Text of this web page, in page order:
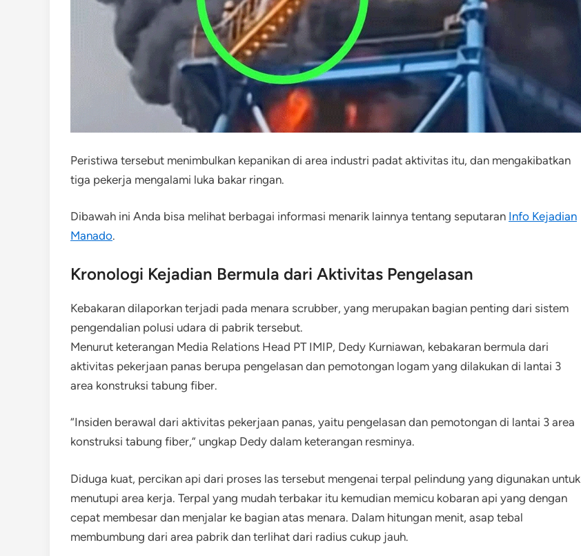
Peristiwa tersebut menimbulkan kepanikan di area industri padat aktivitas itu, dan mengakibatkan
tiga pekerja mengalami luka bakar ringan.
Dibawah ini Anda bisa melihat berbagai informasi menarik lainnya tentang seputaran Info Kejadian
Manado.
Kronologi Kejadian Bermula dari Aktivitas Pengelasan
Kebakaran dilaporkan terjadi pada menara scrubber, yang merupakan bagian penting dari sistem
pengendalian polusi udara di pabrik tersebut.
Menurut keterangan Media Relations Head PT IMIP, Dedy Kurniawan, kebakaran bermula dari
aktivitas pekerjaan panas berupa pengelasan dan pemotongan logam yang dilakukan di lantai 3
area konstruksi tabung fiber.
“Insiden berawal dari aktivitas pekerjaan panas, yaitu pengelasan dan pemotongan di lantai 3 area
konstruksi tabung fiber,” ungkap Dedy dalam keterangan resminya.
Diduga kuat, percikan api dari proses las tersebut mengenai terpal pelindung yang digunakan untuk
menutupi area kerja. Terpal yang mudah terbakar itu kemudian memicu kobaran api yang dengan
cepat membesar dan menjalar ke bagian atas menara. Dalam hitungan menit, asap tebal
membumbung dari area pabrik dan terlihat dari radius cukup jauh.